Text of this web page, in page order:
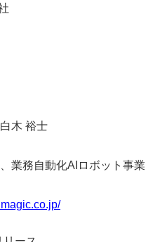
木 裕士
業務自動化AIロボット事業